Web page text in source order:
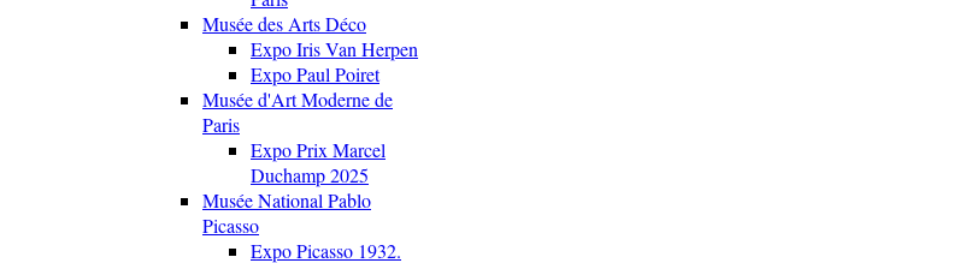
Musée des Arts Déco
Expo Iris Van Herpen
Expo Paul Poiret
Musée d'Art Moderne de
Paris
Expo Prix Marcel
Duchamp 2025
Musée National Pablo
Picasso
Expo Picasso 1932.